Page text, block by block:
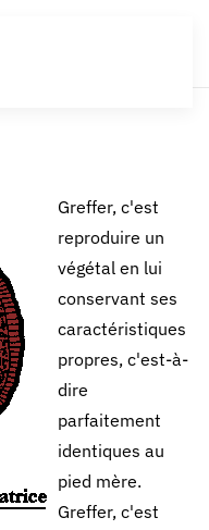
Greffer, c'est
reproduire un
végétal en lui
conservant ses
caractéristiques
propres, c'est-à-
dire
parfaitement
identiques au
pied mère.
Greffer, c'est